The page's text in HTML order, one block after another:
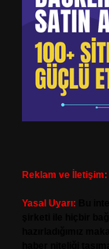
Reklam ve İletişim:
Yasal Uyarı: